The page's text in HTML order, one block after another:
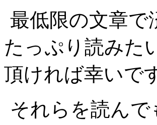
最低限の文章で
たっぷり読みた
頂ければ幸いで
それらを読ん